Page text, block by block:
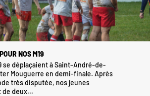
NOS M19
se déplaçaient à Saint-André-de-
Mouguerre en demi-finale. Après
très disputée, nos jeunes
de deux...